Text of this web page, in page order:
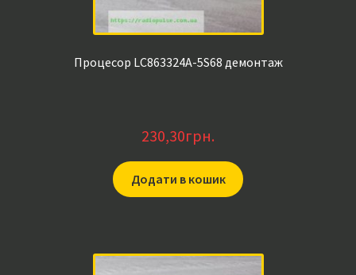
Процесор LC863324A-5S68 демонтаж
230,30грн.
Додати в кошик